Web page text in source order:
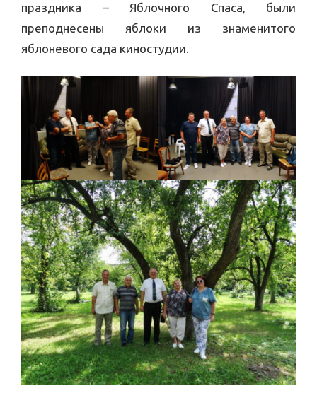
праздника – Яблочного Спаса, были
преподнесены яблоки из знаменитого
яблоневого сада киностудии.